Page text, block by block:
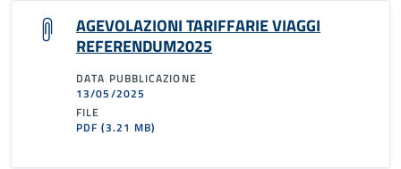
AGEVOLAZIONI TARIFFARIE VIAGGI
REFERENDUM2025
DATA PUBBLICAZIONE
13/05/2025
FILE
PDF(3.21 MB)